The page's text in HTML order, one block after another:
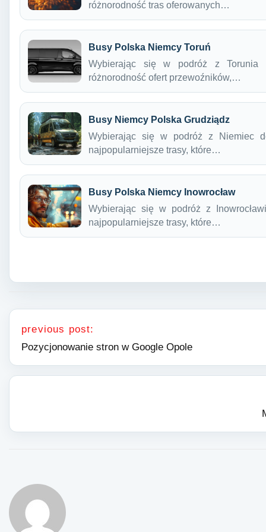
różnorodność tras oferowanych…
Busy Polska Niemcy Toruń
Wybierając się w podróż z
różnorodność ofert przewoźników,…
Busy Niemcy Polska Grudziądz
Wybierając się w podróż z Niemiec
najpopularniejsze trasy, które…
Busy Polska Niemcy Inowrocław
Wybierając się w podróż z
najpopularniejsze trasy, które…
Nawigacja wpisu
previous post:
Pozycjonowanie stron w Google Opole